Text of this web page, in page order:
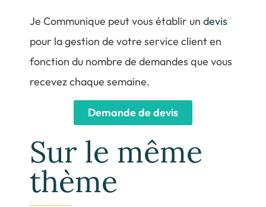
Je Communique peut vous établir un devis
pour la gestion de votre service client en
fonction du nombre de demandes que vous
recevez chaque semaine.
Demande de devis
Sur le même
thème